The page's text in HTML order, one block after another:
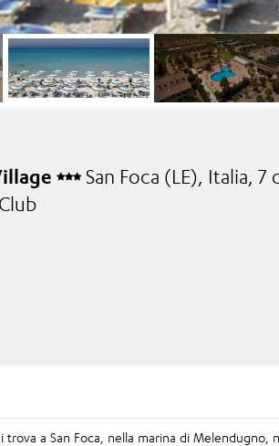
San Foca (LE), Italia,
trova a San Foca, nella marina di